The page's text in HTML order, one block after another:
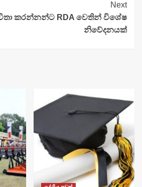
Next
කරන්නන්ට RDA වෙතින් විශේෂ
නිවේදනයක්